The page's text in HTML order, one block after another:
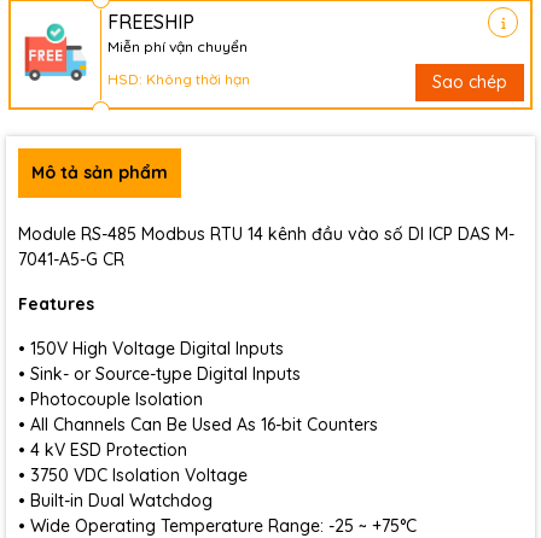
FREESHIP
Miễn phí vận chuyển
HSD: Không thời hạn
Sao chép
Mô tả sản phẩm
Module RS-485 Modbus RTU 14 kênh đầu vào số DI ICP DAS M-
7041-A5-G CR
Features
• 150V High Voltage Digital Inputs
• Sink- or Source-type Digital Inputs
• Photocouple Isolation
• All Channels Can Be Used As 16-bit Counters
• 4 kV ESD Protection
• 3750 VDC Isolation Voltage
• Built-in Dual Watchdog
• Wide Operating Temperature Range: -25 ~ +75°C